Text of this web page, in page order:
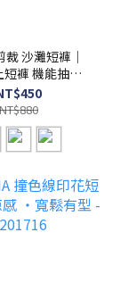
裁 沙灘短褲｜
短褲 機能抽繩
【FUZY】-
P202552
NT$880